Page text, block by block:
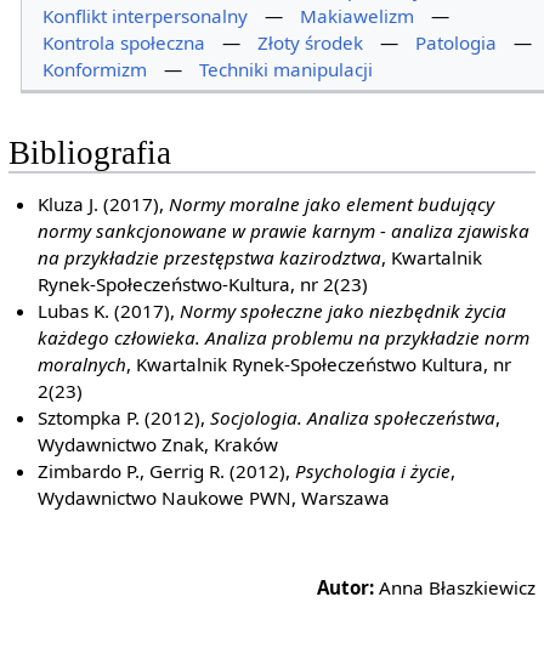
Konflikt interpersonalny
— Makiawelizm
—
Kontrola społeczna
— Złoty środek — Patologia
—
Konformizm
— Techniki manipulacji
Bibliografia
Kluza J. (2017), Normy moralne jako element budujący
normy sankcjonowane w prawie karnym - analiza zjawiska
na przykładzie przestępstwa kazirodztwa, Kwartalnik
Rynek-Społeczeństwo-Kultura, nr 2(23)
Lubas K. (2017), Normy społeczne jako niezbędnik życia
każdego człowieka. Analiza problemu na przykładzie norm
moralnych, Kwartalnik Rynek-Społeczeństwo Kultura, nr
2(23)
Sztompka P. (2012),Socjologia. Analiza społeczeństwa,
Wydawnictwo Znak, Kraków
Zimbardo P., Gerrig R. (2012), Psychologia i życie,
Wydawnictwo Naukowe PWN, Warszawa
Autor: Anna Błaszkiewicz